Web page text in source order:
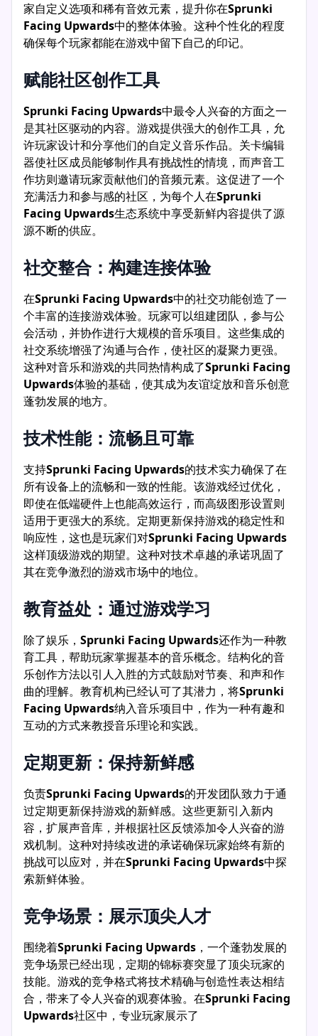
家自定义选项和稀有音效元素，提升你在Sprunki
Facing Upwards中的整体体验。这种个性化的程度
确保每个玩家都能在游戏中留下自己的印记。
赋能社区创作工具
Sprunki Facing Upwards中最令人兴奋的方面之一
是其社区驱动的内容。游戏提供强大的创作工具，允
许玩家设计和分享他们的自定义音乐作品。关卡编辑
器使社区成员能够制作具有挑战性的情境，而声音工
作坊则邀请玩家贡献他们的音频元素。这促进了一个
充满活力和参与感的社区，为每个人在Sprunki
Facing Upwards生态系统中享受新鲜内容提供了源
源不断的供应。
社交整合：构建连接体验
在Sprunki Facing Upwards中的社交功能创造了一
个丰富的连接游戏体验。玩家可以组建团队，参与公
会活动，并协作进行大规模的音乐项目。这些集成的
社交系统增强了沟通与合作，使社区的凝聚力更强。
这种对音乐和游戏的共同热情构成了Sprunki Facing
Upwards体验的基础，使其成为友谊绽放和音乐创意
蓬勃发展的地方。
技术性能：流畅且可靠
支持Sprunki Facing Upwards的技术实力确保了在
所有设备上的流畅和一致的性能。该游戏经过优化，
即使在低端硬件上也能高效运行，而高级图形设置则
适用于更强大的系统。定期更新保持游戏的稳定性和
响应性，这也是玩家们对Sprunki Facing Upwards
这样顶级游戏的期望。这种对技术卓越的承诺巩固了
其在竞争激烈的游戏市场中的地位。
教育益处：通过游戏学习
除了娱乐， Sprunki Facing Upwards还作为一种教
育工具，帮助玩家掌握基本的音乐概念。结构化的音
乐创作方法以引人入胜的方式鼓励对节奏、和声和作
曲的理解。教育机构已经认可了其潜力，将Sprunki
Facing Upwards纳入音乐项目中，作为一种有趣和
互动的方式来教授音乐理论和实践。
定期更新：保持新鲜感
负责Sprunki Facing Upwards的开发团队致力于通
过定期更新保持游戏的新鲜感。这些更新引入新内
容，扩展声音库，并根据社区反馈添加令人兴奋的游
戏机制。这种对持续改进的承诺确保玩家始终有新的
挑战可以应对，并在Sprunki Facing Upwards中探
索新鲜体验。
竞争场景：展示顶尖人才
围绕着Sprunki Facing Upwards ，一个蓬勃发展的
竞争场景已经出现，定期的锦标赛突显了顶尖玩家的
技能。游戏的竞争格式将技术精确与创造性表达相结
合，带来了令人兴奋的观赛体验。在Sprunki Facing
Upwards社区中，专业玩家展示了